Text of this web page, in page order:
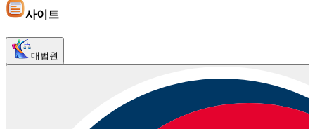
사이트
대법원